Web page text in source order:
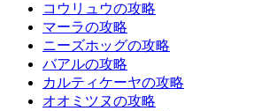
コウリュウの攻略
マーラの攻略
ニーズホッグの攻略
バアルの攻略
カルティケーヤの攻略
オオミツヌの攻略